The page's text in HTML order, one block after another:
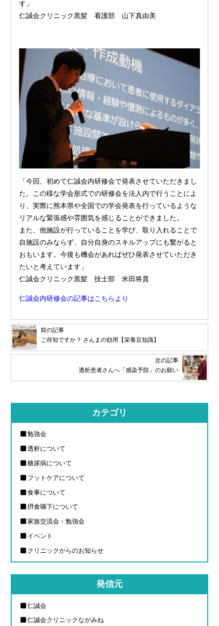
す」
仁誠会クリニック黒髪 看護部 山下真由美
「今回、初めて仁誠会内研修会で発表させていただきまし
た。この様な学会形式での研修会を法人内で行うことによ
り、実際に熊本県や全国での学会発表を行っているような
リアルな緊張感や雰囲気を感じることができました。
また、他施設が行っていることを学び、取り入れることで
自施設のみならず、自分自身のスキルアップにも繫がると
おもいます。今後も機会があればぜひ発表させていただき
たいと考えています」
仁誠会クリニック黒髪 技士部 米田将貴
仁誠会内研修会の記事はこちらより
前の記事
ご存知ですか？ さんまの効用【栄養豆知識】
次の記事
透析患者さんへ「感染予防」のお願い
カテゴリ
勉強会
透析について
糖尿病について
フットケアについて
食事について
摂食嚥下について
家族交流会・勉強会
イベント
クリニックからのお知らせ
発信元
仁誠会
仁誠会クリニックながみね